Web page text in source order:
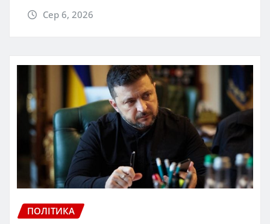
Сер 6, 2026
ПОЛІТИКА